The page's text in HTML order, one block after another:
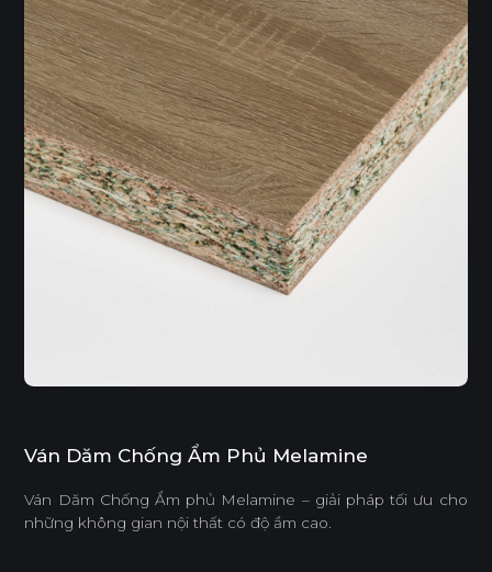
Ván Dăm Chống Ẩm Phủ Melamine
Ván Dăm Chống Ẩm phủ Melamine – giải pháp tối ưu cho
những không gian nội thất có độ ẩm cao.